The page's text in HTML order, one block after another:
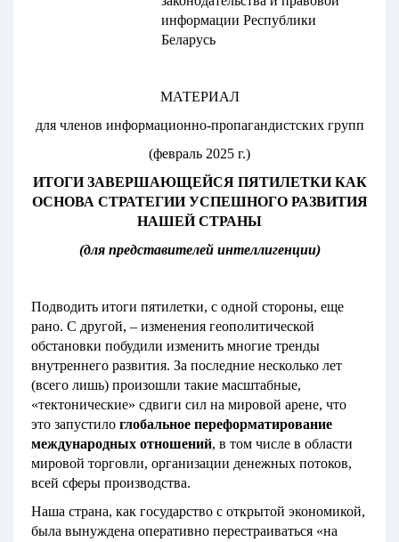
информации Республики
Беларусь
МАТЕРИАЛ
для членов информационно-пропагандистских групп
(февраль 2025 г.)
ИТОГИ ЗАВЕРШАЮЩЕЙСЯ ПЯТИЛЕТКИ КАК
ОСНОВА СТРАТЕГИИ УСПЕШНОГО РАЗВИТИЯ
НАШЕЙ СТРАНЫ
(для представителей интеллигенции)
Подводить итоги пятилетки, с одной стороны, еще
рано. С другой, – изменения геополитической
обстановки побудили изменить многие тренды
внутреннего развития. За последние несколько лет
(всего лишь) произошли такие масштабные,
«тектонические» сдвиги сил на мировой арене, что
это запустило глобальное переформатирование
международных отношений, в том числе в области
мировой торговли, организации денежных потоков,
всей сферы производства.
Наша страна, как государство с открытой экономикой,
была вынуждена оперативно перестраиваться «на